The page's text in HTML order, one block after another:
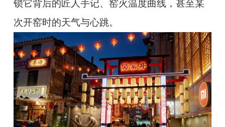
锁它背后的匠人手记、窑火温度曲线，甚至某
次开窑时的天气与心跳。